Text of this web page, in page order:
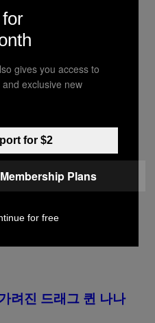
서 의료진 지휘하는
생충’ 수상 행진의 원
려진 드래그 퀸 나나
gives you access to
exclusive new
for $2
Plans
for free